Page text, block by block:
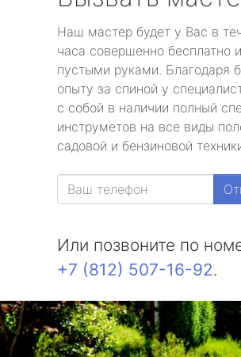
Наш мастер будет у Вас в
часа совершенно бесплатно
пустыми руками. Благодаря
опыту за спиной у
с собой в наличии полный
инструметов на все виды
садовой и бензиновой
Или позвоните по
+7 (812) 507-16-92.